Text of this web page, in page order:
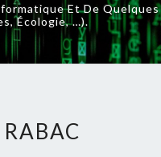
Et De Quelques
Écologie, …).